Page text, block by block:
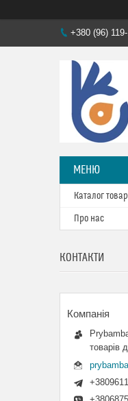
+380 (96)
Каталог
Про нас
КОНТАКТИ
товарів